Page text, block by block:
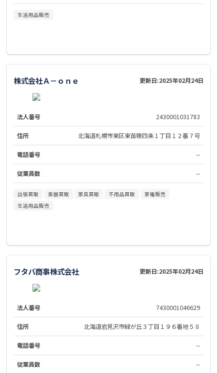
生活用品販売
株式会社Ａ－ｏｎｅ 更新日:2025年02月24日
法人番号 2430001031783
住所 北海道札幌市東区東苗穂四条１丁目１２番７号
電話番号 --
従業員数 --
出張買取 楽器買取 家具買取 不用品買取
家電販売
生活用品販売
フタバ商事株式会社 更新日:2025年02月24日
法人番号 7430001046629
住所 北海道岩見沢市緑が丘３丁目１９６番地５８
電話番号 --
従業員数 --